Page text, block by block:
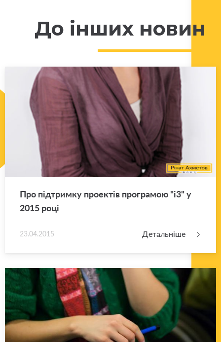
До інших новин
Про під­трим­ку про­е­ктів про­гра­мою "і3" у
2015 році
23.04.2015 Детальніше